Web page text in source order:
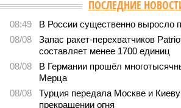
«Сказочного леса» пайщики ЖК «Станция Л»
компании Capital Group начала реальной
В нескольких станциях от уже
леса» пайщики ЖК «Станция Л»
компании Capital Group начала
«Станция ожидания» для